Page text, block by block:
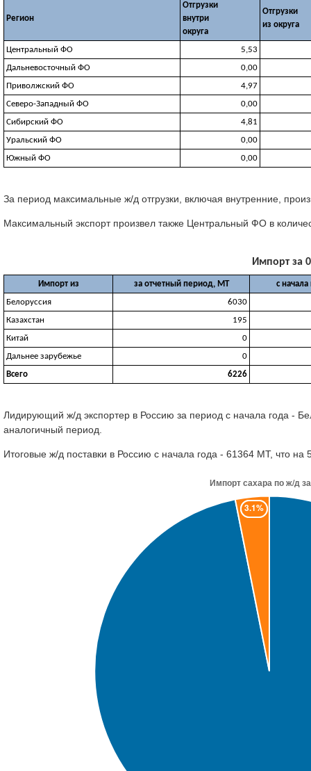
Регион
Отгрузки
внутри
округа
Отгрузки
из округа
Центральный ФО
5,53
Дальневосточный ФО
0,00
Приволжский ФО
4,97
Северо-Западный ФО
0,00
Сибирский ФО
4,81
Уральский ФО
0,00
Южный ФО
0,00
За период максимальные ж/д отгрузки, включая внутренние,
Максимальный экспорт произвел также Центральный ФО в
Импорт за
Импорт из за отчетный период, МТ
с
Белоруссия
6030
Казахстан
195
Китай
0
Дальнее зарубежье
0
Всего
6226
Лидирующий ж/д экспортер в Россию за период с начала года -
аналогичный период.
Итоговые ж/д поставки в Россию с начала года - 61364 МТ, что